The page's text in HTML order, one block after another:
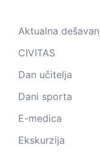
Aktualna
CIVITAS
Dan učitelja
Dani sporta
E-medica
Ekskurzija